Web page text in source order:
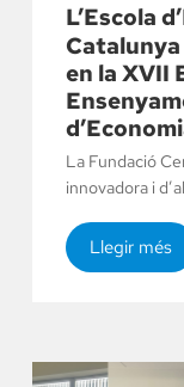
L’Escola
Catalunya
en la XVII
La Fundació
innovadora i
Llegir més